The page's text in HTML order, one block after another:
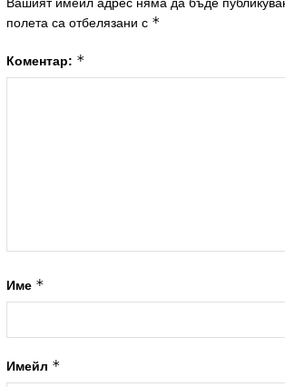
полета са отбелязани с *
Коментар: *
Име *
Имейл *